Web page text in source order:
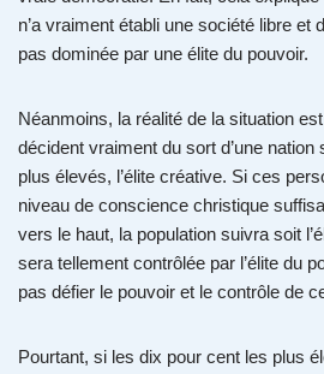
n’a vraiment établi une société libre et
pas dominée par une élite du pouvoir.
Néanmoins, la réalité de la situation
décident vraiment du sort d’une
plus élevés, l’élite créative. Si ces
niveau de conscience christique
vers le haut, la population suivra soit
sera tellement contrôlée par l’élite du
pas défier le pouvoir et le contrôle de
Pourtant, si les dix pour cent les plus